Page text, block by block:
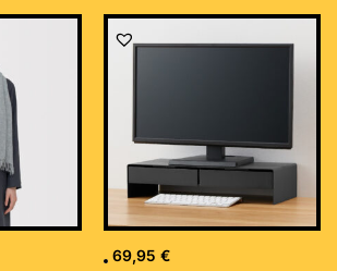
69,95 €